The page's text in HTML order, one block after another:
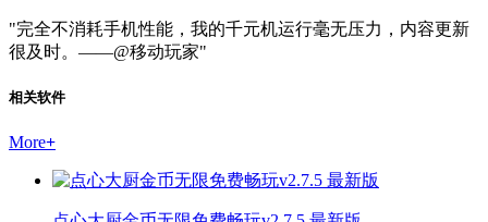
"完全不消耗手机性能，我的千元机运行毫无压力，内容更新
很及时。——@移动玩家"
相关软件
More+